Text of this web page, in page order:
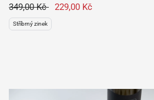
349,00 Kč 229,00 Kč
Stříbrný zinek